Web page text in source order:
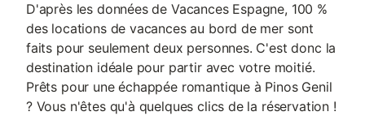
D'après les données de Vacances Espagne, 100 %
des locations de vacances au bord de mer sont
faits pour seulement deux personnes. C'est donc la
destination idéale pour partir avec votre moitié.
Prêts pour une échappée romantique à Pinos Genil
? Vous n'êtes qu'à quelques clics de la réservation !